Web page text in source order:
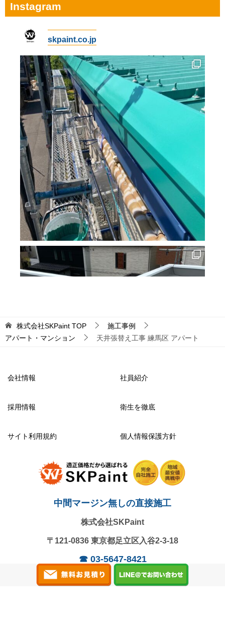
Instagram
skpaint.co.jp
株式会社SKPaint TOP
施工事例
アパート・マンション
天井張替え工事 練馬区 アパート
会社情報 社員紹介
採用情報 衛生を徹底
サイト利用規約 個人情報保護方針
中間マージン無しの直接施工
株式会社SKPaint
〒121-0836 東京都足立区入谷2-3-18
☎ 03-5647-8421
営業時間：9:00～18:00 / 日曜定休